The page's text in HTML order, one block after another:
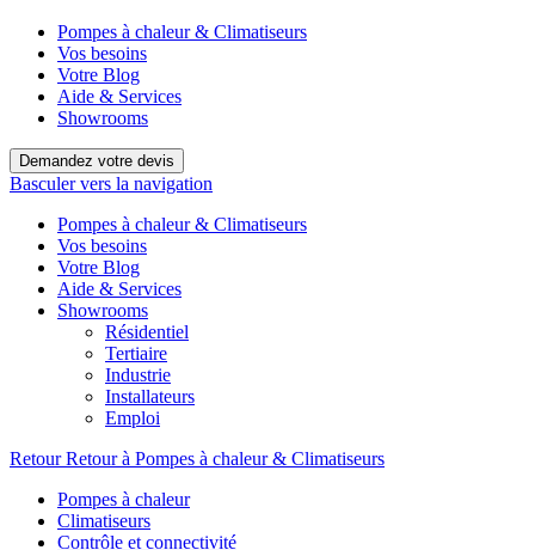
Pompes à chaleur & Climatiseurs
Vos besoins
Votre Blog
Aide & Services
Showrooms
Demandez votre devis
Basculer vers la navigation
Pompes à chaleur & Climatiseurs
Vos besoins
Votre Blog
Aide & Services
Showrooms
Résidentiel
Tertiaire
Industrie
Installateurs
Emploi
Retour Retour à Pompes à chaleur & Climatiseurs
Pompes à chaleur
Climatiseurs
Contrôle et connectivité